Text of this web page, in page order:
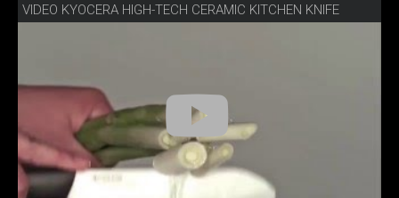
VIDEO KYOCERA HIGH-TECH CERAMIC KITCHEN KNIFE